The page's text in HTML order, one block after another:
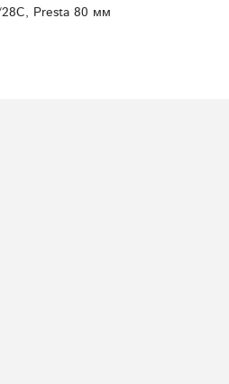
Presta 80 мм